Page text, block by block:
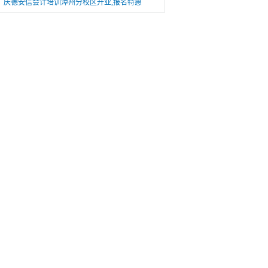
庆德安信会计培训漳州分校区开业,报名特惠